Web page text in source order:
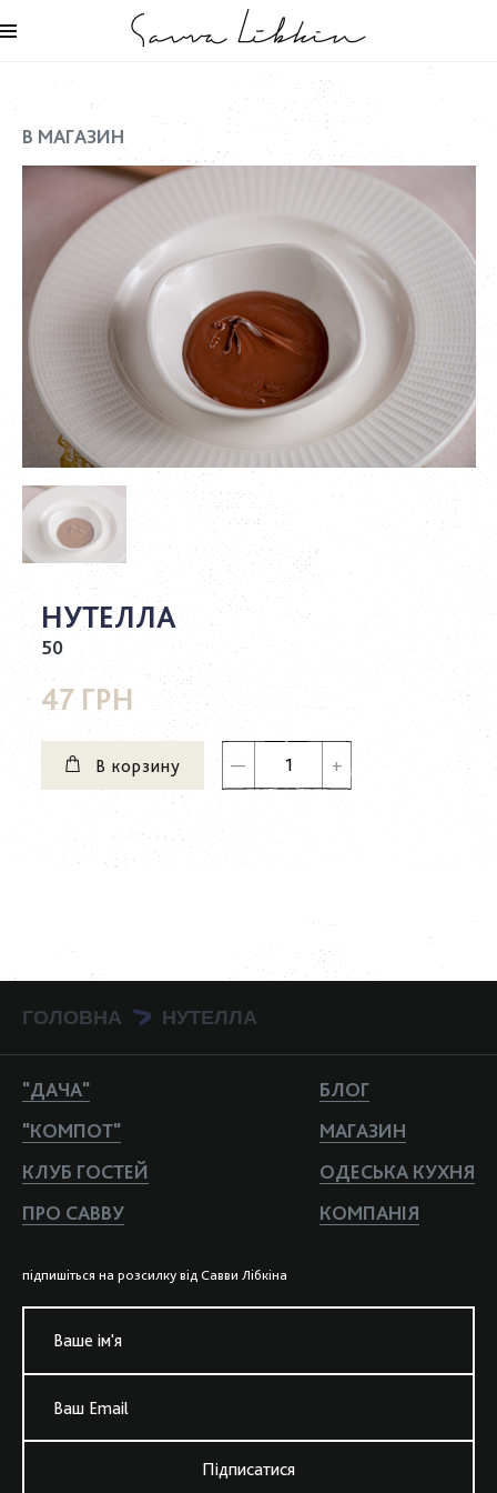
В МАГАЗИН
НУТЕЛЛА
50
47 ГРН
В корзину
ГОЛОВНА > НУТЕЛЛА
"ДАЧА"
"КОМПОТ"
КЛУБ ГОСТЕЙ
ПРО САВВУ
БЛОГ
МАГАЗИН
ОДЕСЬКА КУХНЯ
КОМПАНIЯ
пiдпишiться на розсилку вiд Савви Лiбкiна
Ваше iм'я
Ваш Email
Підписатися